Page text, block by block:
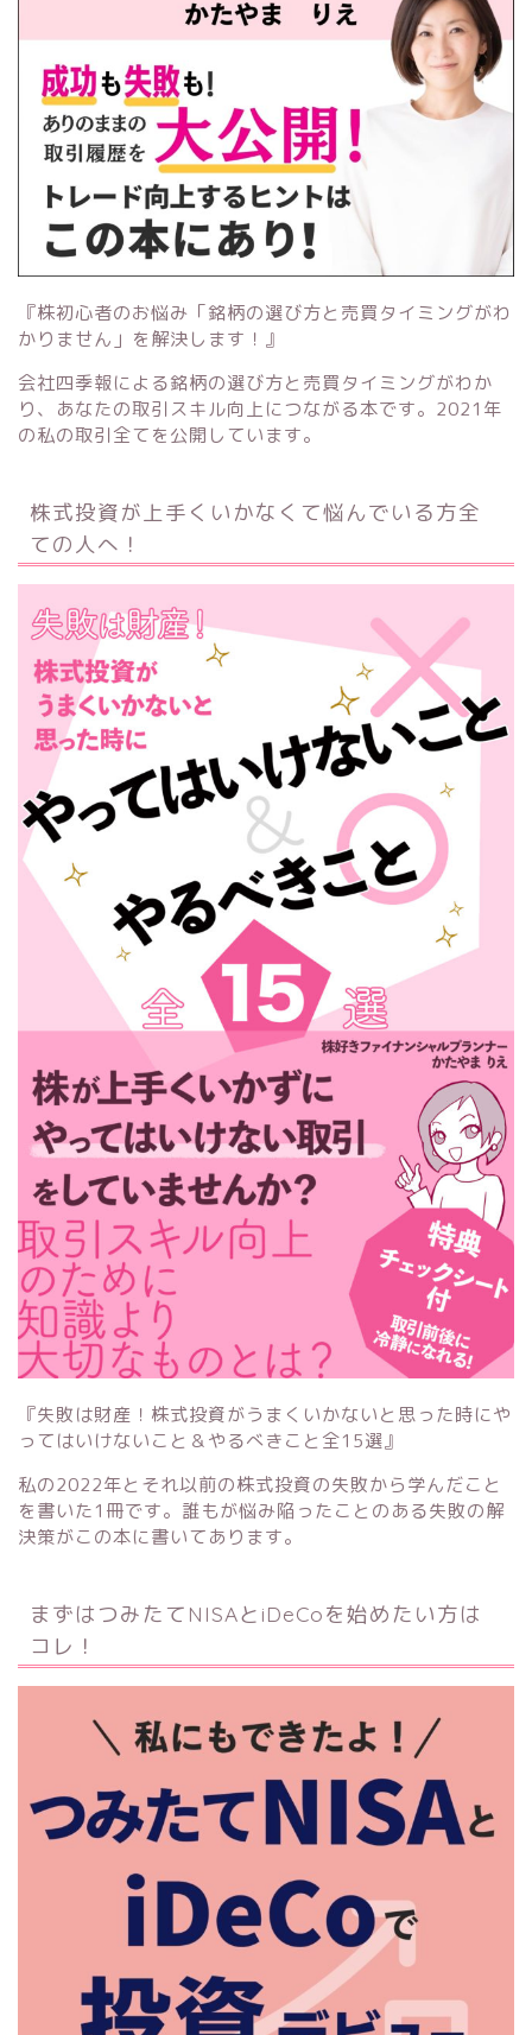
『株初心者のお悩み「銘柄の選び方と売買タイミングがわ
かりません」を解決します！』
会社四季報による銘柄の選び方と売買タイミングがわか
り、あなたの取引スキル向上につながる本です。2021年
の私の取引全てを公開しています。
株式投資が上手くいかなくて悩んでいる方全
ての人へ！
『失敗は財産！株式投資がうまくいかないと思った時にや
ってはいけないこと＆やるべきこと全15選』
私の2022年とそれ以前の株式投資の失敗から学んだこと
を書いた1冊です。誰もが悩み陥ったことのある失敗の解
決策がこの本に書いてあります。
まずはつみたてNISAとiDeCoを始めたい方は
コレ！